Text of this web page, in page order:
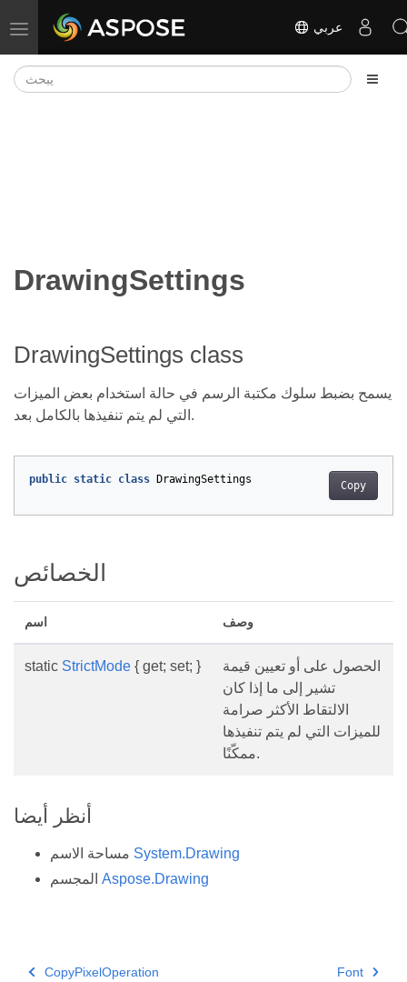
تبديل التنقل عربي
DrawingSettings
DrawingSettings class
يسمح بضبط سلوك مكتبة الرسم في حالة استخدام بعض الميزات
التي لم يتم تنفيذها بالكامل بعد.
Copy
public static class DrawingSettings
الخصائص
اسم وصف
static StrictMode { get; set; }
الحصول على أو تعيين قيمة
تشير إلى ما إذا كان
الالتقاط الأكثر صرامة
للميزات التي لم يتم تنفيذها
ممكّنًا.
أنظر أيضا
System.Drawing
Aspose.Drawing
CopyPixelOperation Font